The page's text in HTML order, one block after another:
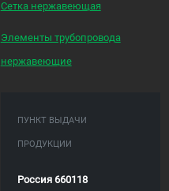
Сетка нержавеющая
Элементы трубопровода
нержавеющие
ПУНКТ ВЫДАЧИ
ПРОДУКЦИИ
Россия 660118